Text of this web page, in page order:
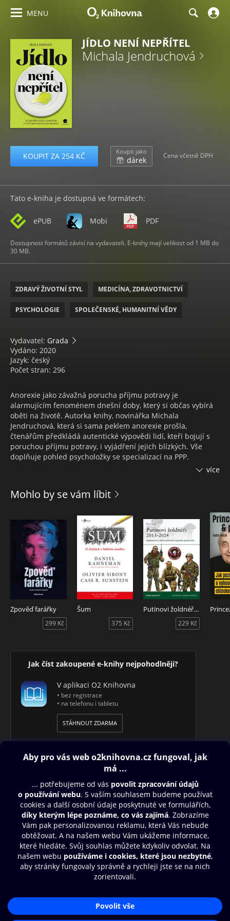
MENU
JÍDLO NENÍ NEPŘÍTEL
Michala Jendruchová
KOUPIT ZA 254 KČ Koupit jako
dárek Cena včetně DPH
Tato e-kniha je dostupná ve formátech:
ePUB Mobi PDF
Dostupnost formátů závisí na vydavateli. E-knihy mají velikost od 1 MB do
30 MB.
ZDRAVÝ ŽIVOTNÍ STYL MEDICÍNA, ZDRAVOTNICTVÍ
PSYCHOLOGIE SPOLEČENSKÉ, HUMANITNÍ VĚDY
Vydavatel: Grada
Vydáno: 2020
Jazyk: český
Počet stran: 296
Anorexie jako závažná porucha příjmu potravy je
alarmujícím fenoménem dnešní doby, který si občas vybírá
oběti na životě. Autorka knihy, novinářka Michala
Jendruchová, která si sama peklem anorexie prošla,
čtenářům předkládá autentické výpovědi lidí, kteří bojují s
poruchou příjmu potravy, i vyjádření jejich blízkých. Vše
doplňuje pohled psycholožky se specializací na PPP.
rodinám a blízkým pochopit postižené, jejich chování a
nimi, na co naopak upozornit, čeho si všímat a tím jim třeba
nakonec zachránit život.
více
Mohlo by se vám líbit
Zpověď farářky
299 Kč
Šum
375 Kč
Putinovi žoldnéři 2013-24
229 Kč
Jak číst zakoupené e-knihy nejpohodlněji?
V aplikaci O2 Knihovna
• bez registrace
• na telefonu i tabletu
STÁHNOUT ZDARMA
Obsah ke stažení
Moje O2 Knihovna
Další zábava
© O2 Czech Republic a.s.
Zásady zpracování osobních údajůAplikace O2 Knihovna